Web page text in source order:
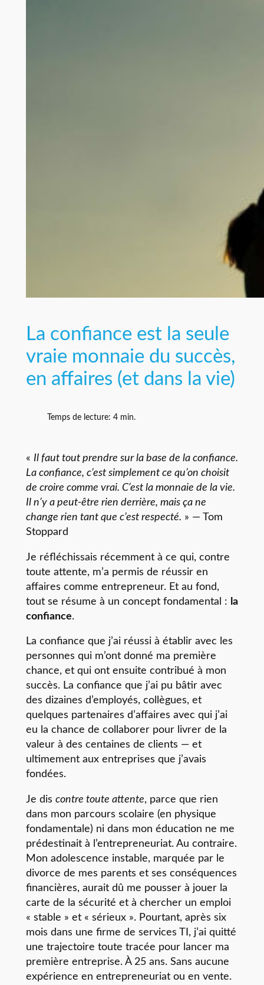
La confiance est la seule
vraie monnaie du succès,
en affaires (et dans la vie)
Temps de lecture: 4 min.
« Il faut tout prendre sur la base de la confiance.
La confiance, c’est simplement ce qu’on choisit
de croire comme vrai. C’est la monnaie de la vie.
Il n’y a peut-être rien derrière, mais ça ne
change rien tant que c’est respecté. » — Tom
Stoppard
Je réfléchissais récemment à ce qui, contre
toute attente, m’a permis de réussir en
affaires comme entrepreneur. Et au fond,
tout se résume à un concept fondamental : la
confiance.
La confiance que j’ai réussi à établir avec les
personnes qui m’ont donné ma première
chance, et qui ont ensuite contribué à mon
succès. La confiance que j’ai pu bâtir avec
des dizaines d’employés, collègues, et
quelques partenaires d’affaires avec qui j’ai
eu la chance de collaborer pour livrer de la
valeur à des centaines de clients — et
ultimement aux entreprises que j’avais
fondées.
Je dis contre toute attente, parce que rien
dans mon parcours scolaire (en physique
fondamentale) ni dans mon éducation ne me
prédestinait à l’entrepreneuriat. Au contraire.
Mon adolescence instable, marquée par le
divorce de mes parents et ses conséquences
financières, aurait dû me pousser à jouer la
carte de la sécurité et à chercher un emploi
« stable » et « sérieux ». Pourtant, après six
mois dans une firme de services TI, j’ai quitté
une trajectoire toute tracée pour lancer ma
première entreprise. À 25 ans. Sans aucune
expérience en entrepreneuriat ou en vente.